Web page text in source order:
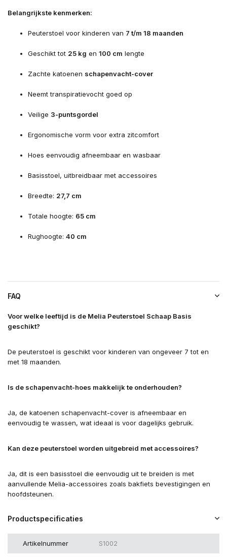
Belangrijkste kenmerken:
Peuterstoel voor kinderen van 7 t/m 18 maanden
Geschikt tot 25 kg en 100 cm lengte
Zachte katoenen schapenvacht-cover
Neemt transpiratievocht goed op
Veilige 3-puntsgordel
Ergonomische vorm voor extra zitcomfort
Hoes eenvoudig afneembaar en wasbaar
Basisstoel, uitbreidbaar met accessoires
Breedte: 27,7 cm
Totale hoogte: 65 cm
Rughoogte: 40 cm
FAQ
Voor welke leeftijd is de Melia Peuterstoel Schaap Basis
geschikt?
De peuterstoel is geschikt voor kinderen van ongeveer 7 tot en
met 18 maanden.
Is de schapenvacht-hoes makkelijk te onderhouden?
Ja, de katoenen schapenvacht-cover is afneembaar en
eenvoudig te wassen, wat ideaal is voor dagelijks gebruik.
Kan deze peuterstoel worden uitgebreid met accessoires?
Ja, dit is een basisstoel die eenvoudig uit te breiden is met
aanvullende Melia-accessoires zoals bakfiets bevestigingen en
hoofdsteunen.
Productspecificaties
Artikelnummer S1002